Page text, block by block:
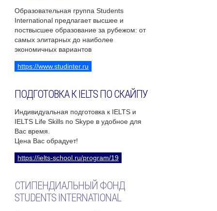
Образовательная группа Students
International предлагает высшее и
поствысшее образование за рубежом: от
самых элитарных до наиболее
экономичных вариантов
https://www.studinter.ru
ПОДГОТОВКА К IELTS ПО СКАЙПУ
Индивидуальная подготовка к IELTS и
IELTS Life Skills по Skype в удобное для
Вас время.
Цена Вас обрадует!
https://ielts-school.ru/program/19
СТИПЕНДИАЛЬНЫЙ ФОНД
STUDENTS INTERNATIONAL